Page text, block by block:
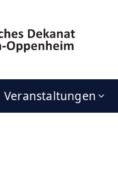
Veranstaltungen